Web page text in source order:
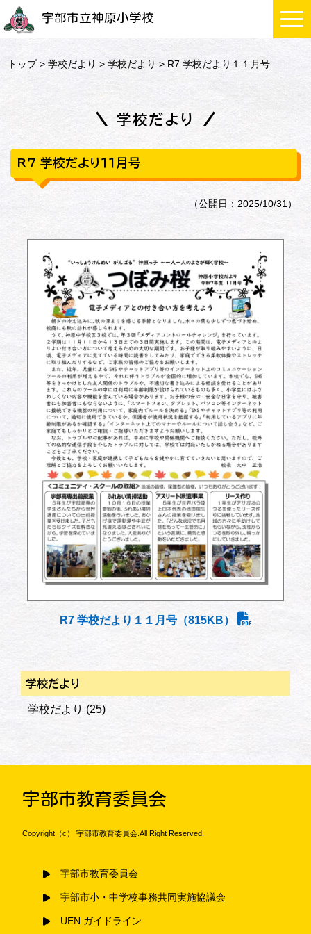
宇部市立神原小学校
トップ>学校だより >学校だより > R7 学校だより１１月号
学校だより
R7 学校だより１１月号
（公開日：2025/10/31）
R7 学校だより１１月号（815KB）
学校だより
学校だより (25)
宇部市教育委員会
Copyright（c） 宇部市教育委員会.All Right Reserved.
宇部市教育委員会
宇部市小・中学校事務共同実施協議会
UEN ガイドライン